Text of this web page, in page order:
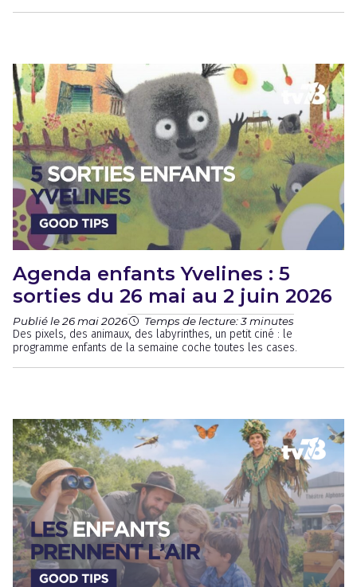
Agenda enfants Yvelines : 5
sorties du 26 mai au 2 juin 2026
Publié le 26 mai 2026 Temps de lecture: 3 minutes
Des pixels, des animaux, des labyrinthes, un petit ciné : le
programme enfants de la semaine coche toutes les cases.